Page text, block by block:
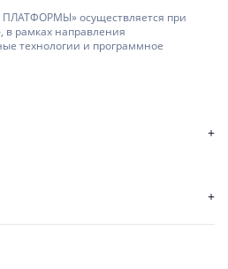
осуществляется при
в рамках направления
технологии и программное